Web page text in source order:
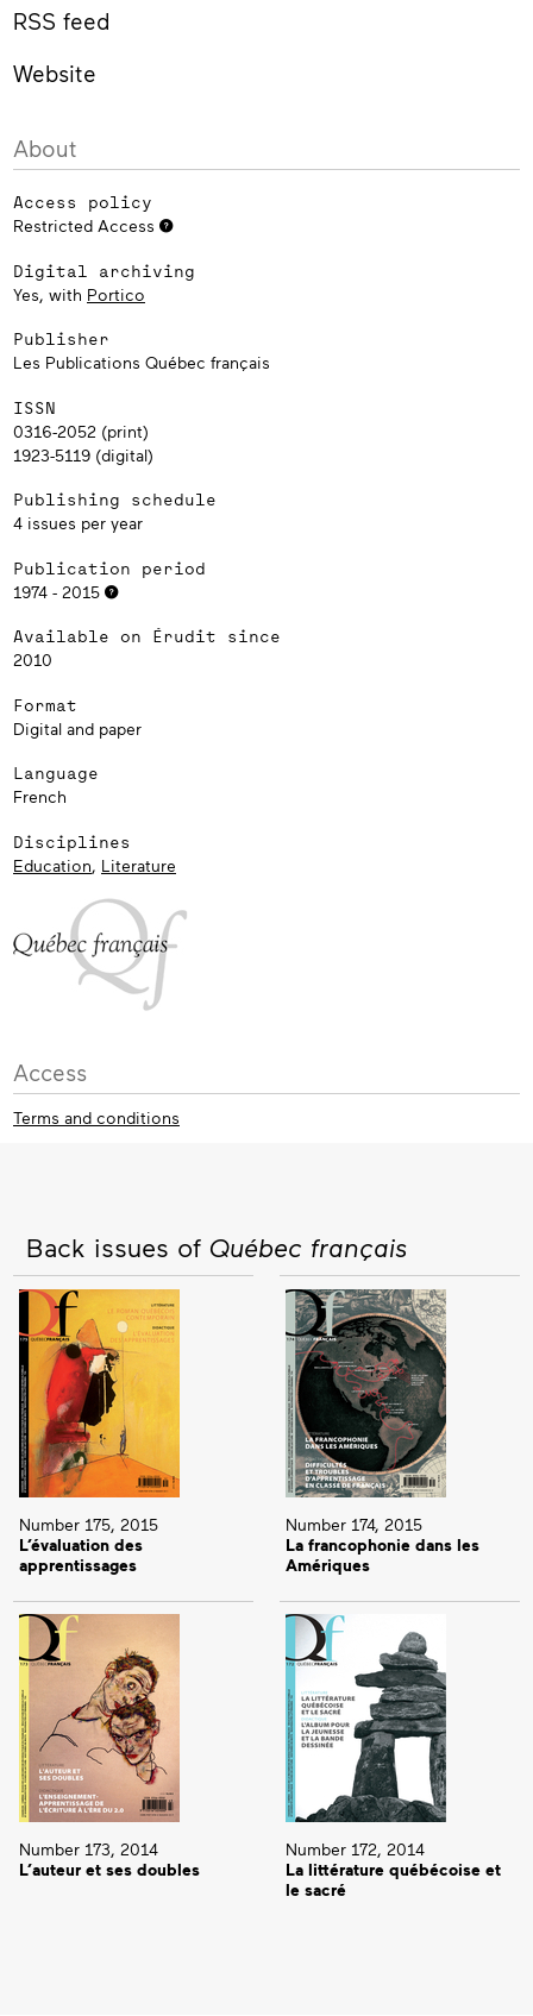
RSS feed
Website
About
Access policy
Restricted Access
Digital archiving
Yes, with Portico
Publisher
Les Publications Québec français
ISSN
0316-2052 (print)
1923-5119 (digital)
Publishing schedule
4 issues per year
Publication period
1974 - 2015
Available on Érudit since
2010
Format
Digital and paper
Language
French
Disciplines
Education, Literature
Access
Terms and conditions
Back issues of Québec français
Number 175, 2015
L’évaluation des
apprentissages
Number 174, 2015
La francophonie dans les
Amériques
Number 173, 2014
L’auteur et ses doubles
Number 172, 2014
La littérature québécoise et
le sacré